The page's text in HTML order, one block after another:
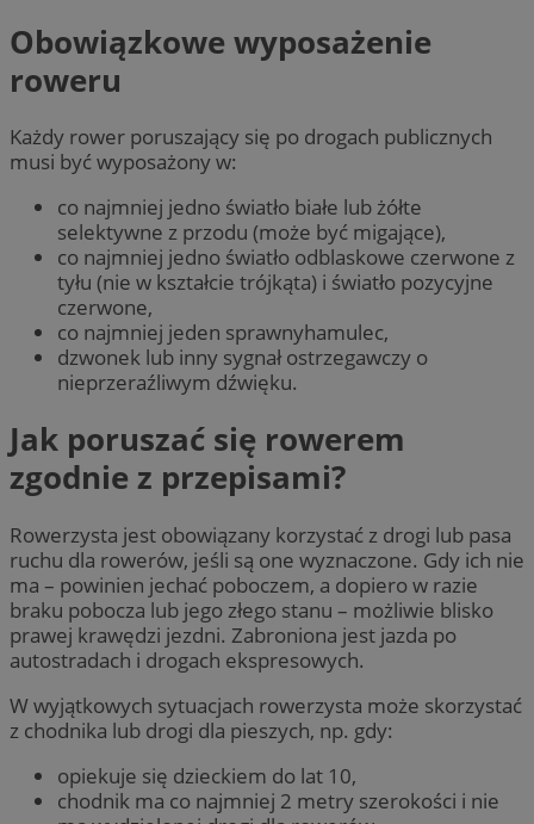
Obowiązkowe wyposażenie
roweru
Każdy rower poruszający się po drogach publicznych
musi być wyposażony w:
co najmniej jedno światło białe lub żółte
selektywne z przodu (może być migające),
co najmniej jedno światło odblaskowe czerwone z
tyłu (nie w kształcie trójkąta) i światło pozycyjne
czerwone,
co najmniej jeden sprawnyhamulec,
dzwonek lub inny sygnał ostrzegawczy o
nieprzeraźliwym dźwięku.
Jak poruszać się rowerem
zgodnie z przepisami?
Rowerzysta jest obowiązany korzystać z drogi lub pasa
ruchu dla rowerów, jeśli są one wyznaczone. Gdy ich nie
ma – powinien jechać poboczem, a dopiero w razie
braku pobocza lub jego złego stanu – możliwie blisko
prawej krawędzi jezdni. Zabroniona jest jazda po
autostradach i drogach ekspresowych.
W wyjątkowych sytuacjach rowerzysta może skorzystać
z chodnika lub drogi dla pieszych, np. gdy:
opiekuje się dzieckiem do lat 10,
chodnik ma co najmniej 2 metry szerokości i nie